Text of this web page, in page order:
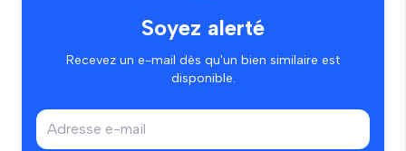
Soyez alerté
Recevez un e-mail dès qu'un bien similaire est
disponible.